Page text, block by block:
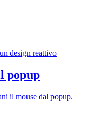
design reattivo
popup
il mouse dal popup.